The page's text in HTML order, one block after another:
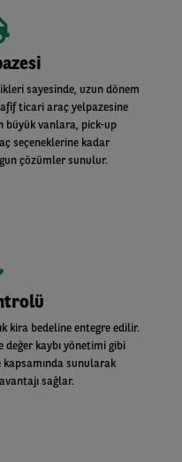
sayesinde, uzun dönem
ticari araç yelpazesine
büyük vanlara, pick-up
seçeneklerine kadar
çözümler sunulur.
kira bedeline entegre edilir.
kaybı yönetimi gibi
sunularak
sağlar.